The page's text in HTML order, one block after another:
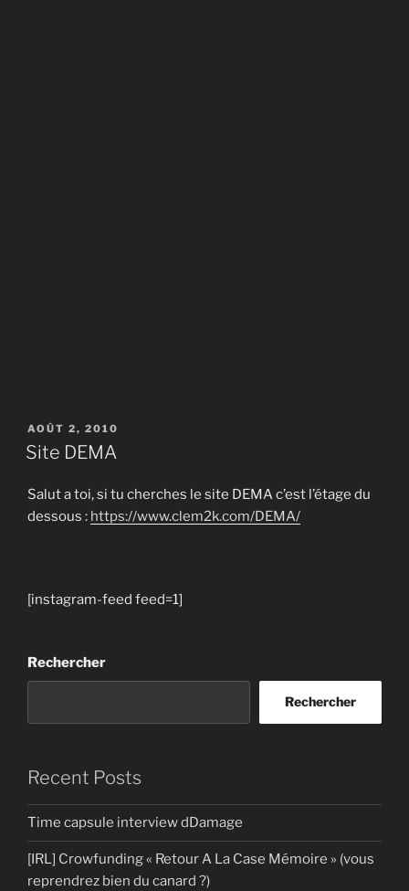
PUBLIÉ
LE
AOÛT 2, 2010
Site DEMA
Salut a toi, si tu cherches le site DEMA c’est l’étage du
dessous : https://www.clem2k.com/DEMA/
[instagram-feed feed=1]
Rechercher
Rechercher
Recent Posts
Time capsule interview dDamage
[IRL] Crowfunding « Retour A La Case Mémoire » (vous
reprendrez bien du canard ?)